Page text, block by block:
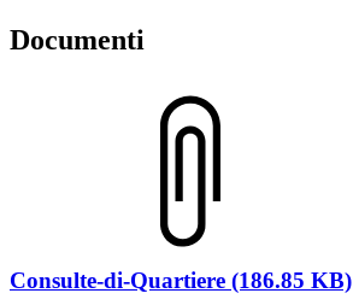
Documenti
Consulte-di-Quartiere (186.85 KB)